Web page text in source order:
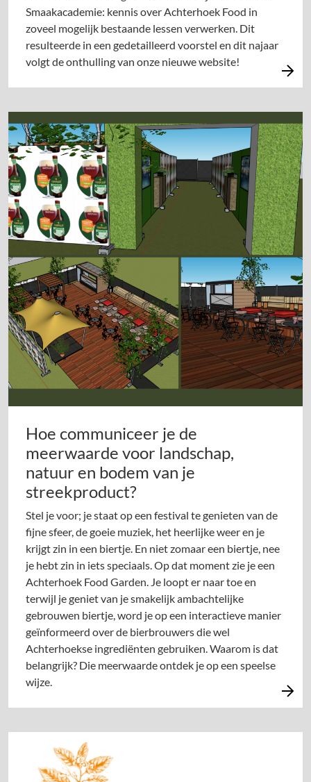
Smaakacademie: kennis over Achterhoek Food in
zoveel mogelijk bestaande lessen verwerken. Dit
resulteerde in een gedetailleerd voorstel en dit najaar
volgt de onthulling van onze nieuwe website!
Hoe communiceer je de
meerwaarde voor landschap,
natuur en bodem van je
streekproduct?
Stel je voor; je staat op een festival te genieten van de
fijne sfeer, de goeie muziek, het heerlijke weer en je
krijgt zin in een biertje. En niet zomaar een biertje, nee
je hebt zin in iets speciaals. Op dat moment zie je een
Achterhoek Food Garden. Je loopt er naar toe en
terwijl je geniet van je smakelijk ambachtelijke
gebrouwen biertje, word je op een interactieve manier
geïnformeerd over de bierbrouwers die wel
Achterhoekse ingrediënten gebruiken. Waarom is dat
belangrijk? Die meerwaarde ontdek je op een speelse
wijze.